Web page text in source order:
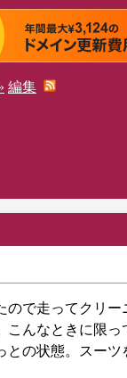
編集
で走ってクリ
んなときに限
の状態。スーツ